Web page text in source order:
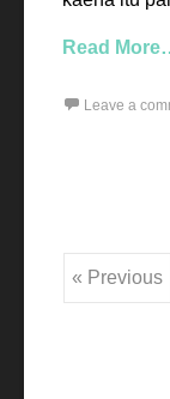
Read
Leave a
« Previous